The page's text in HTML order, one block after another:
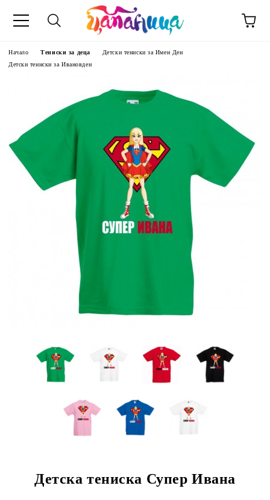
Начало Тениски за деца
Детски тениски за Имен Ден
Детски тениски за Ивановден
Детска тениска Супер Ивана